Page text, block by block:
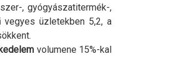
, gyógyászatitermék-,
vegyes üzletekben 5,2, a
volumene 15%-kal